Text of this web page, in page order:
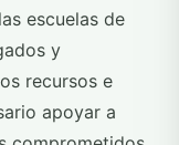
escuelas de
y
recursos e
apoyar a